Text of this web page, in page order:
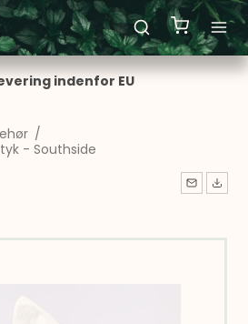
Levering: 1-5 hverdage
/
- Southside